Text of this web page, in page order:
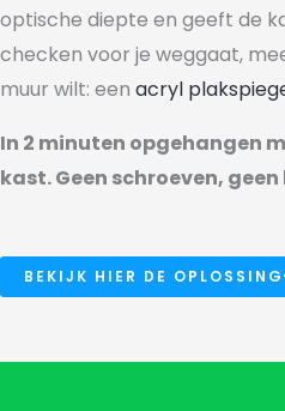
optische diepte en geeft de
checken voor je weggaat,
muur wilt: een acryl
In 2 minuten opgehangen
kast. Geen schroeven,
BEKIJK HIER DE OPLOSSING